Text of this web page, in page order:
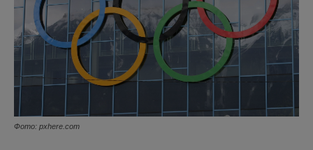
Фото: pxhere.com